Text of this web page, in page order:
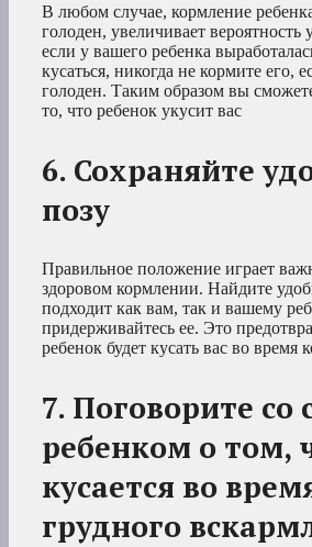
В любом случае, кормление
голоден, увеличивает вероятность
если у вашего ребенка
кусаться, никогда не кормите его,
голоден. Таким образом вы
то, что ребенок укусит вас
6. Сохраняйте
позу
Правильное положение играет
здоровом кормлении. Найдите
подходит как вам, так и вашему
придерживайтесь ее. Это
ребенок будет кусать вас во время
7. Поговорите со
ребенком о том,
кусается во
грудного